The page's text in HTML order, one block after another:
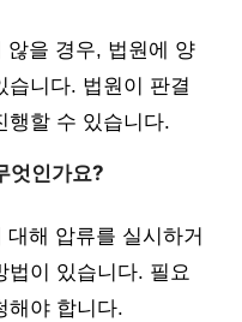
않을 경우, 법원에 양
습니다. 법원이 판결
행할 수 있습니다.
엇인가요?
해 압류를 실시하거
법이 있습니다. 필요
해야 합니다.